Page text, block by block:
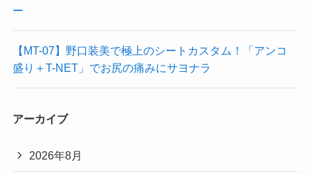
ー
【MT-07】野口装美で極上のシートカスタム！「アンコ
盛り＋T-NET」でお尻の痛みにサヨナラ
アーカイブ
2026年8月